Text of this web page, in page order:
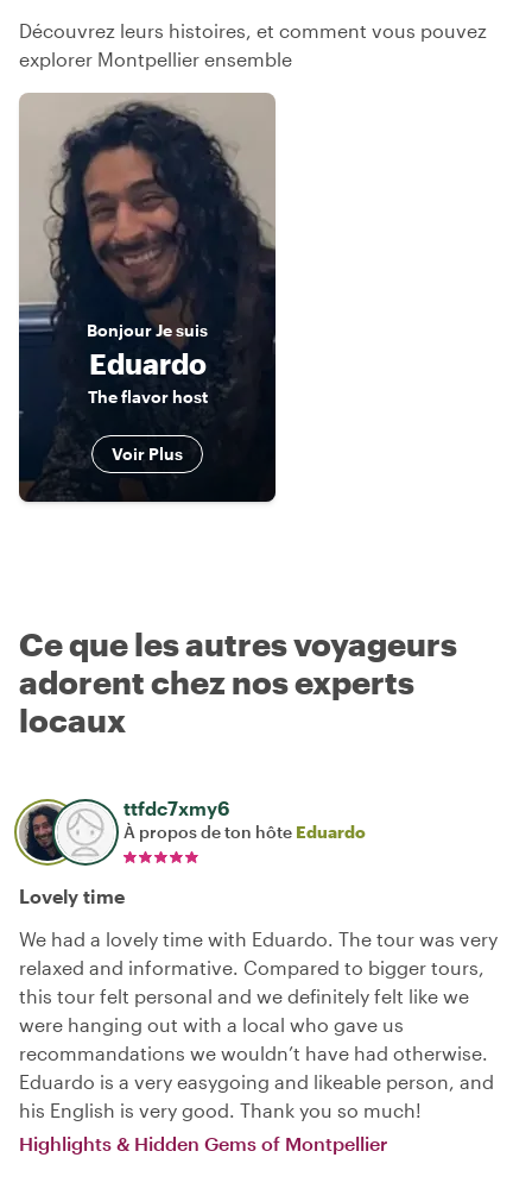
Découvrez leurs histoires, et comment vous pouvez
explorer Montpellier ensemble
BonjourJe suis
Eduardo
The flavor host
Voir Plus
Ce que les autres voyageurs
adorent chez nos experts
locaux
ttfdc7xmy6
À propos de ton hôte Eduardo
Lovely time
We had a lovely time with Eduardo. The tour was very
relaxed and informative. Compared to bigger tours,
this tour felt personal and we definitely felt like we
were hanging out with a local who gave us
recommandations we wouldn’t have had otherwise.
Eduardo is a very easygoing and likeable person, and
his English is very good. Thank you so much!
Highlights & Hidden Gems of Montpellier